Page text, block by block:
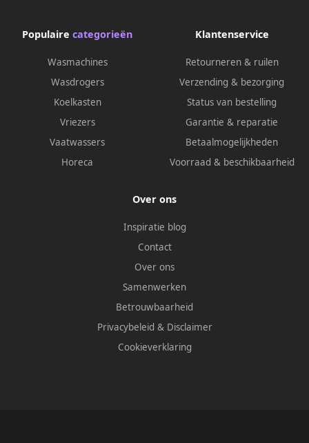
Populaire categorieën
Wasmachines
Wasdrogers
Koelkasten
Vriezers
Vaatwassers
Horeca
Klantenservice
Retourneren & ruilen
Verzending & bezorging
Status van bestelling
Garantie & reparatie
Betaalmogelijkheden
Voorraad & beschikbaarheid
Over ons
Inspiratie blog
Contact
Over ons
Samenwerken
Betrouwbaarheid
Privacybeleid & Disclaimer
Cookieverklaring